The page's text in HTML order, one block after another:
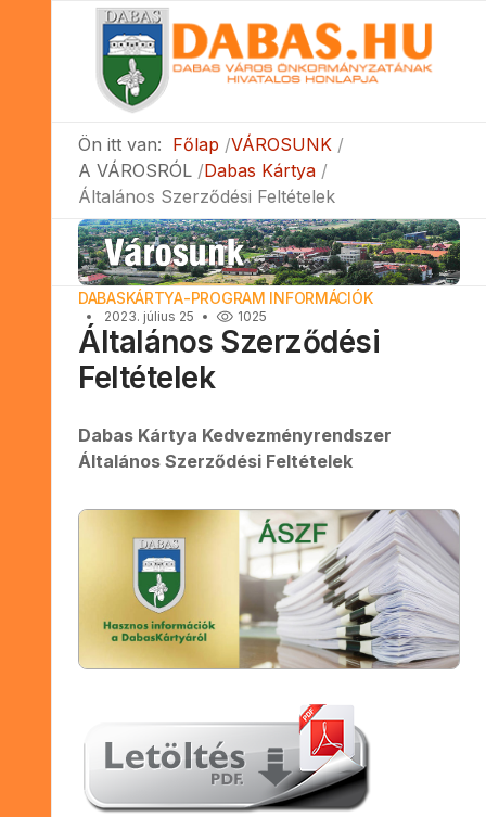
Ön itt van: Főlap VÁROSUNK
A VÁROSRÓL Dabas Kártya
Általános Szerződési Feltételek
DABASKÁRTYA-PROGRAM INFORMÁCIÓK
2023. július 25 1025
Általános Szerződési
Feltételek
Dabas Kártya Kedvezményrendszer
Általános Szerződési Feltételek